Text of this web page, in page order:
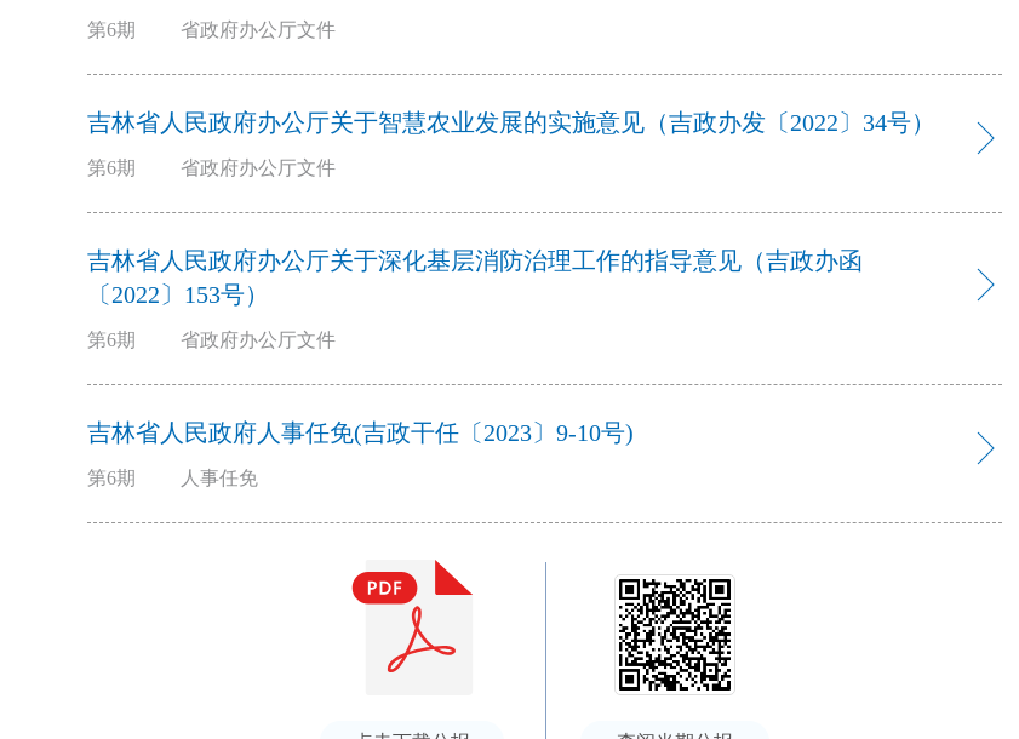
第6期 省政府办公厅文件
吉林省人民政府办公厅关于智慧农业发展的实施意见（吉政办发〔2022〕34号）
第6期 省政府办公厅文件
吉林省人民政府办公厅关于深化基层消防治理工作的指导意见（吉政办函
〔2022〕153号）
第6期 省政府办公厅文件
吉林省人民政府人事任免(吉政干任〔2023〕9-10号)
第6期 人事任免